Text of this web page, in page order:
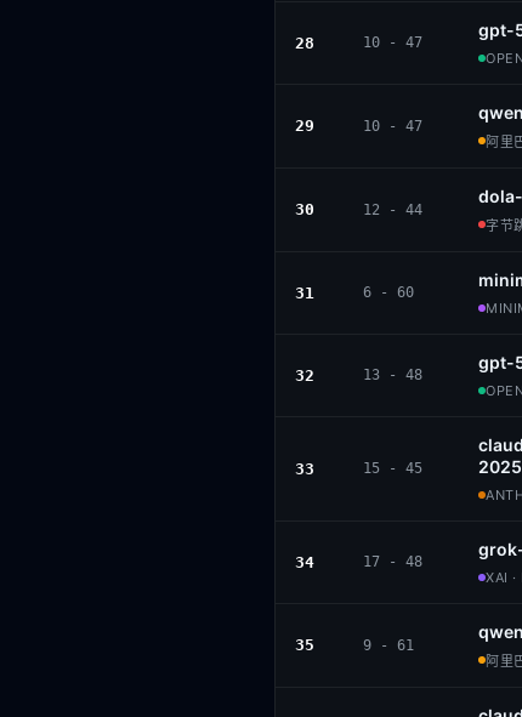
28 10 - 47
gpt-
29 10 - 47
阿里
30 12 - 44
字节
31 6 - 60
32 13 - 48
gpt-
33 15 - 45
34 17 - 48
XAI ·
35 9 - 61
阿里